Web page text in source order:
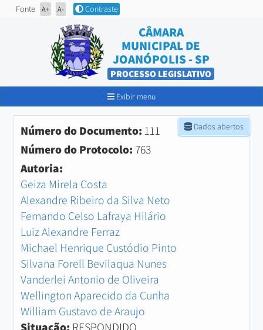
Fonte A+ A- Contraste
CÂMARA
MUNICIPAL DE
JOANÓPOLIS - SP
PROCESSO LEGISLATIVO
Exibir menu
Dados abertos
Número do Documento: 111
Número do Protocolo: 763
Autoria:
Geiza Mirela Costa
Alexandre Ribeiro da Silva Neto
Fernando Celso Lafraya Hilário
Luiz Alexandre Ferraz
Michael Henrique Custódio Pinto
Silvana Forell Bevilaqua Nunes
Vanderlei Antonio de Oliveira
Wellington Aparecido da Cunha
William Gustavo de Araujo